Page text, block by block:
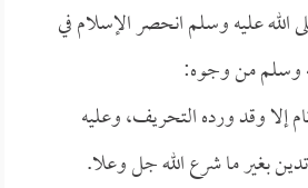
الله عليه وسلم انحصر الإسلام في
وسلم من وجوه:
إلا وقد ورده التحريف، وعليه
بغير ما شرع الله جل وعلا.